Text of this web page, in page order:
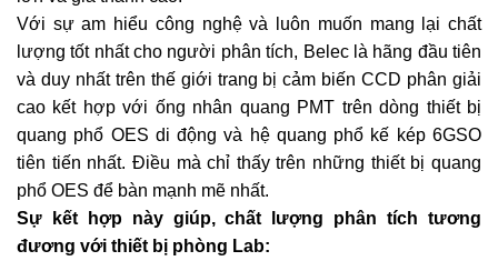
Với sự am hiểu công nghệ và luôn muốn mang lại chất
lượng tốt nhất cho người phân tích, Belec là hãng đầu tiên
và duy nhất trên thế giới trang bị cảm biến CCD phân giải
cao kết hợp với ống nhân quang PMT trên dòng thiết bị
quang phổ OES di động và hệ quang phổ kế kép 6GSO
tiên tiến nhất. Điều mà chỉ thấy trên những thiết bị quang
phổ OES để bàn mạnh mẽ nhất.
Sự kết hợp này giúp, chất lượng phân tích tương
đương với thiết bị phòng Lab: